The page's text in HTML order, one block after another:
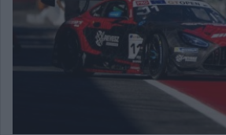
VERSENYNAPTÁRAK